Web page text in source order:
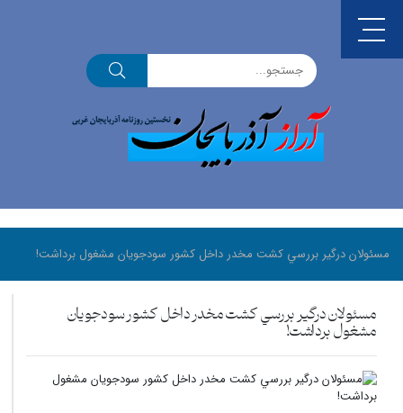
مسئولان درگير بررسي کشت مخدر داخل کشور سودجويان مشغول برداشت!
مسئولان درگير بررسي کشت مخدر داخل کشور سودجويان
مشغول برداشت!